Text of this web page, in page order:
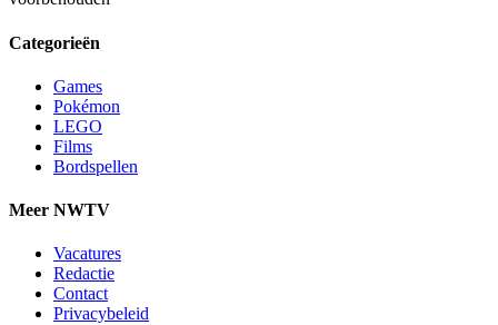
Categorieën
Games
Pokémon
LEGO
Films
Bordspellen
Meer NWTV
Vacatures
Redactie
Contact
Privacybeleid